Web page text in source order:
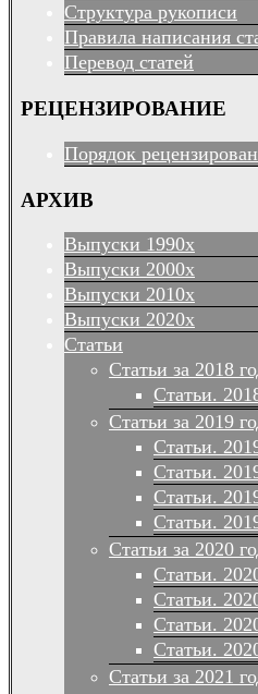
Структура рукописи
Правила написания
Перевод статей
РЕЦЕНЗИРОВАНИЕ
Порядок
АРХИВ
Выпуски 1990х
Выпуски 2000х
Выпуски 2010х
Выпуски 2020х
Статьи
Статьи за 2018
Статьи.
Статьи за 2019
Статьи.
Статьи.
Статьи.
Статьи.
Статьи за 2020
Статьи.
Статьи.
Статьи.
Статьи.
Статьи за 2021